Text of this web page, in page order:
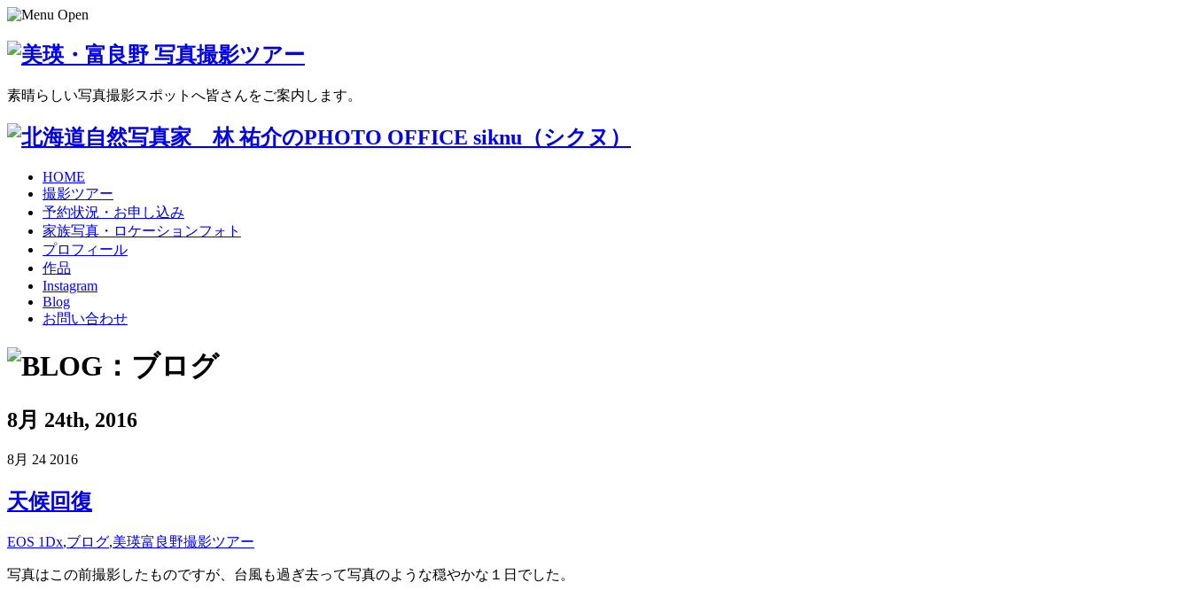
素晴らしい写真撮影スポットへ皆さんをご案内します。
HOME
撮影ツアー
予約状況・お申し込み
家族写真・ロケーションフォト
プロフィール
作品
Instagram
Blog
お問い合わせ
8月 24th, 2016
8月 24 2016
天候回復
EOS 1Dx,ブログ,美瑛富良野撮影ツアー
写真はこの前撮影したものですが、台風も過ぎ去って写真のような穏やかな１日でした。